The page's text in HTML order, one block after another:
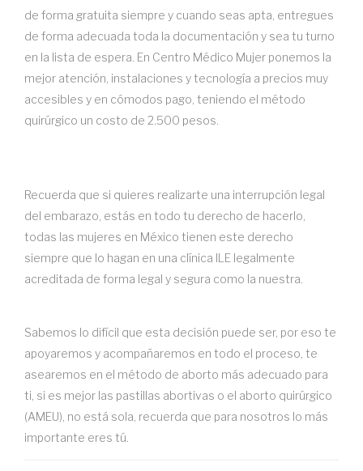
de forma gratuita siempre y cuando seas apta, entregues
de forma adecuada toda la documentación y sea tu turno
en la lista de espera. En Centro Médico Mujer ponemos la
mejor atención, instalaciones y tecnología a precios muy
accesibles y en cómodos pago, teniendo el método
quirúrgico un costo de 2.500 pesos.
Recuerda que si quieres realizarte una interrupción legal
del embarazo, estás en todo tu derecho de hacerlo,
todas las mujeres en México tienen este derecho
siempre que lo hagan en una clínica ILE legalmente
acreditada de forma legal y segura como la nuestra.
Sabemos lo difícil que esta decisión puede ser, por eso te
apoyaremos y acompañaremos en todo el proceso, te
asearemos en el método de aborto más adecuado para
ti, si es mejor las pastillas abortivas o el aborto quirúrgico
(AMEU), no está sola, recuerda que para nosotros lo más
importante eres tú.